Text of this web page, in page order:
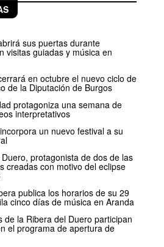
sus puertas durante
visitas guiadas y música en
en octubre el nuevo ciclo de
de la Diputación de Burgos
protagoniza una semana de
interpretativos
un nuevo festival a su
protagonista de dos de las
creadas con motivo del eclipse
publica los horarios de su 29
cinco días de música en Aranda
de la Ribera del Duero participan
el programa de apertura de